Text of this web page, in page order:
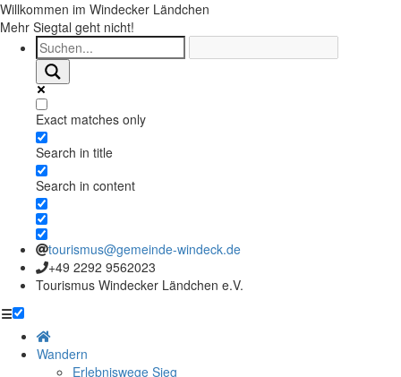
Willkommen im Windecker Ländchen
Mehr Siegtal geht nicht!
Exact matches only
Search in title
Search in content
tourismus@gemeinde-windeck.de
+49 2292 9562023
Tourismus Windecker Ländchen e.V.
☰
Wandern
Erlebniswege Sieg